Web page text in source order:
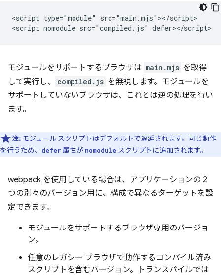
<script type="module" src="main.mjs"></script>
モジュールをサポートするブラウザは main.mjs を取得
して実行し、
compiled.js を無視します。モジュールを
サポートしていないブラウザは、これとは逆の処理を行い
ます。
注: モジュール スクリプトはデフォルトで遅延されます。同じ動作
を行うため、
defer 属性が nomodule スクリプトに追加されます。
webpack を使用している場合は、アプリケーションの 2
つの別々のバージョン用に、構成で異なるターゲットを設
定できます。
モジュールをサポートするブラウザ専用のバージョ
ン。
任意のレガシー ブラウザで動作するコンパイル済み
スクリプトを含むバージョン。トランスパイルでは